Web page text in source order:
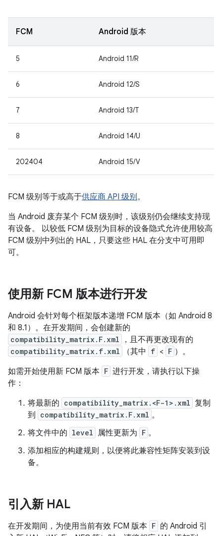
FCM Android 版本
5 Android 11/R
6 Android 12/S
7 Android 13/T
8 Android 14/U
202404 Android 15/V
FCM 级别等于或高于供应商 API 级别。
当 Android 废弃某个 FCM 级别时，该级别仍会继续支持现
有设备。 以较低 FCM 级别为目标的设备隐式允许使用较高
FCM 级别中列出的 HAL，只要这些 HAL 在分支中可用即
可。
使用新 FCM 版本进行开发
Android 会针对每个框架版本递增 FCM 版本（如 Android 8
和 8.1）。在开发期间，会创建新的
compatibility_matrix.F.xml ，且不再更改现有的
compatibility_matrix.f.xml （其中 f < F ）。
如需开始使用新 FCM 版本 F 进行开发，请执行以下操
作：
将最新的 compatibility_matrix.<F-1>.xml 复制
到
compatibility_matrix.F.xml 。
将文件中的 level 属性更新为 F 。
添加相应的构建规则，以便将此兼容性矩阵安装到设
备。
引入新 HAL
在开发期间，为使用当前有效 FCM 版本 F 的 Android 引